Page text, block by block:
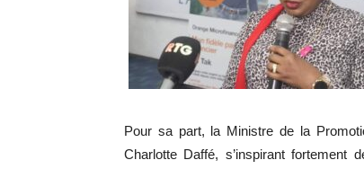
Pour sa part, la Ministre de la
Charlotte Daffé, s’inspirant